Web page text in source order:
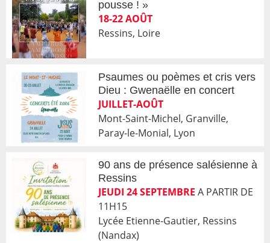
pousse ! »
18-22 AOÛT
Ressins, Loire
Psaumes ou poèmes et cris vers
Dieu : Gwenaëlle en concert
JUILLET-AOÛT
Mont-Saint-Michel, Granville,
Paray-le-Monial, Lyon
90 ans de présence salésienne à
Ressins
JEUDI 24 SEPTEMBRE A PARTIR DE
11H15
Lycée Etienne-Gautier, Ressins
(Nandax)